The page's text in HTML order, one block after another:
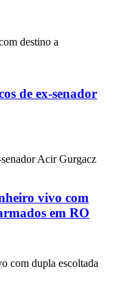
destino a
de ex-senador
Acir Gurgacz
vivo com
em RO
com dupla escoltada